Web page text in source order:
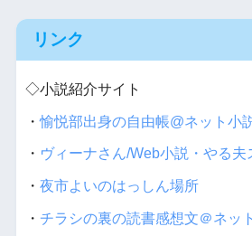
リンク
◇小説紹介サイト
・愉悦部出身の自由帳@ネット小
・ ヴィーナさん/Web小説・やる夫
・ 夜市よいのはっしん場所
・ チラシの裏の読書感想文＠ネッ